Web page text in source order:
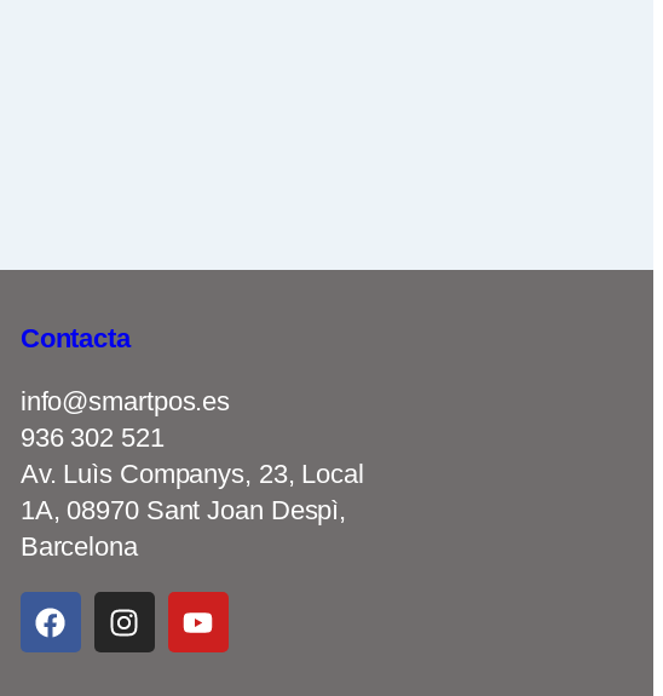
Contacta
info@smartpos.es
936 302 521
Av. Luìs Companys, 23, Local
1A, 08970 Sant Joan Despì,
Barcelona